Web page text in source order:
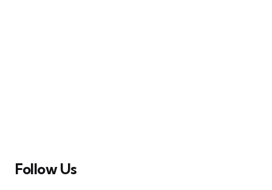
Follow Us